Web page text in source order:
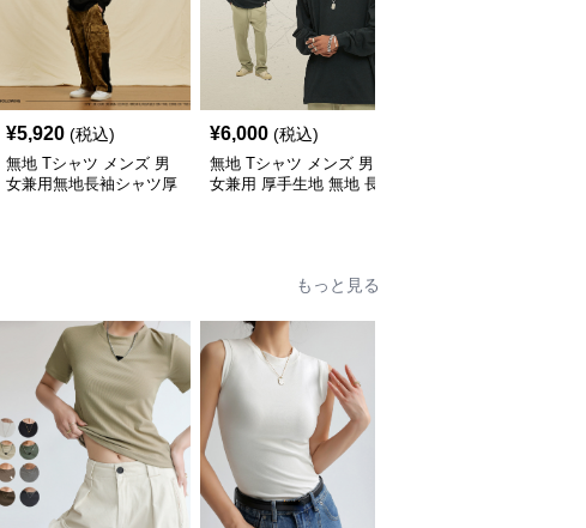
¥5,920 (税込)
無地 Tシャツ メンズ 男
女兼用無地長袖シャツ厚
¥6,000 (税込)
無地 Tシャツ メンズ 男
女兼用 厚手生地 無地 長
もっと見る